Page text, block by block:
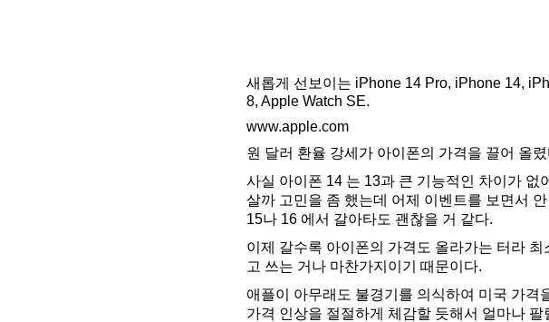
새롭게 선보이는 iPhone 14 Pro, iPhone 14,
8, Apple Watch SE.
www.apple.com
원 달러 환율 강세가 아이폰의 가격을 끌어 올렸
사실 아이폰 14 는 13과 큰 기능적인 차이가 없
살까 고민을 좀 했는데 어제 이벤트를 보면서
15나 16 에서 갈아타도 괜찮을 거 같다.
이제 갈수록 아이폰의 가격도 올라가는 터라
고 쓰는 거나 마찬가지이기 때문이다.
애플이 아무래도 불경기를 의식하여 미국 가
가격 인상을 절절하게 체감할 듯해서 얼마나 팔